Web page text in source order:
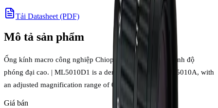
Tải Datasheet (PDF)
Mô tả sản phẩm
Ống kính macro công nghiệp Chiopt cho kiểm tra cận cảnh độ
phóng đại cao. | ML5010D1 is a derivative model of ML5010A, with
an adjusted magnification range of 0.4x to 0.7x.
Giá bán